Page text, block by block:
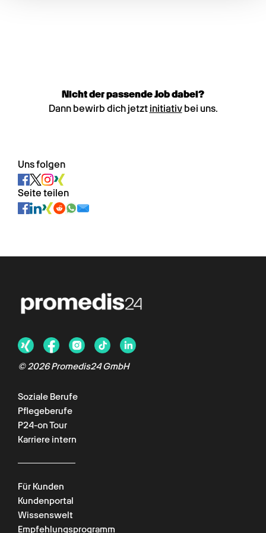
Nicht der passende Job dabei?
Dann bewirb dich jetzt initiativbei uns.
Uns folgen
Seite teilen
© 2026 Promedis24 GmbH
Soziale Berufe
Pflegeberufe
P24-on Tour
Karriere intern
Für Kunden
Kundenportal
Wissenswelt
Empfehlungsprogramm